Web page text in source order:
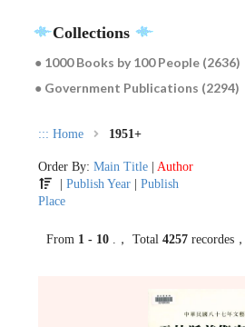
Collections
● 1000 Books by 100 People (2636)
● Government Publications (2294)
::: Home 1951+
Order By: Main Title
Author
|Publish Year |Publish
Place
From 1 - 10 .， Total 4257recordes，